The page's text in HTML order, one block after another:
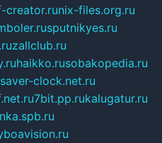
creator.runix-files.org.ru
sputnikyes.ru
zallclub.ru
haikko.rusobakopedia.ru
clock.net.ru
7bit.pp.rukalugatur.ru